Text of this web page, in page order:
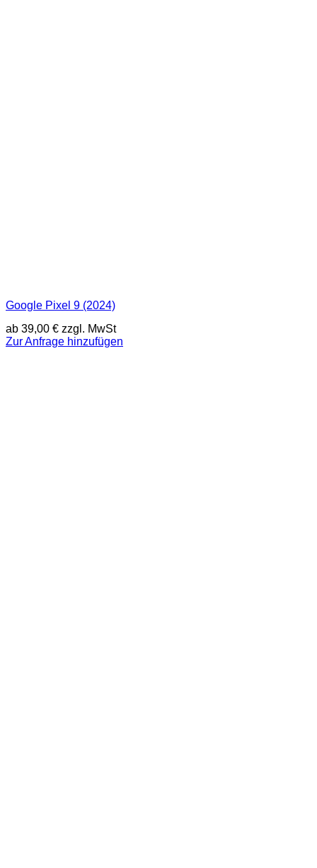
Google Pixel 9 (2024)
ab 39,00 € zzgl. MwSt
Zur Anfrage hinzufügen